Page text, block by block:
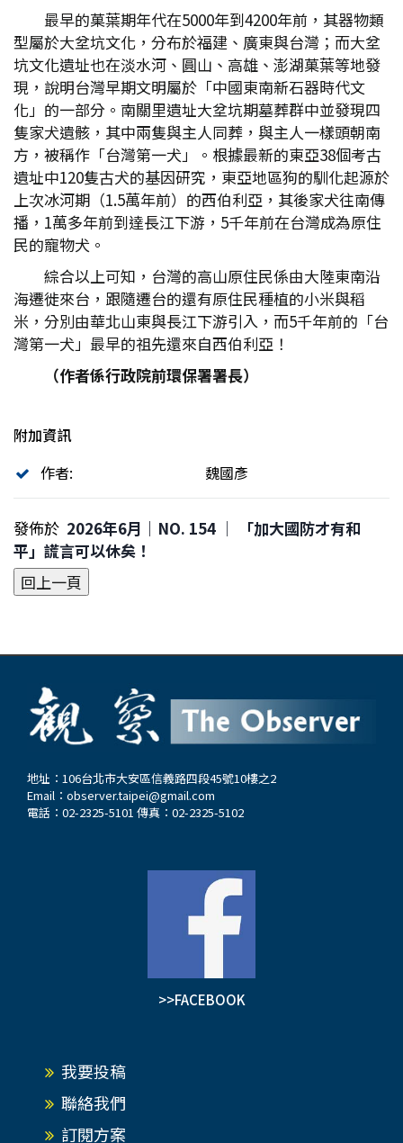
最早的菓葉期年代在5000年到4200年前，其器物類
型屬於大坌坑文化，分布於福建、廣東與台灣；而大坌
坑文化遺址也在淡水河、圓山、高雄、澎湖菓葉等地發
現，說明台灣早期文明屬於「中國東南新石器時代文
化」的一部分。南關里遺址大坌坑期墓葬群中並發現四
隻家犬遺骸，其中兩隻與主人同葬，與主人一樣頭朝南
方，被稱作「台灣第一犬」。根據最新的東亞38個考古
遺址中120隻古犬的基因研究，東亞地區狗的馴化起源於
上次冰河期（1.5萬年前）的西伯利亞，其後家犬往南傳
播，1萬多年前到達長江下游，5千年前在台灣成為原住
民的寵物犬。
綜合以上可知，台灣的高山原住民係由大陸東南沿
海遷徙來台，跟隨遷台的還有原住民種植的小米與稻
米，分別由華北山東與長江下游引入，而5千年前的「台
灣第一犬」最早的祖先還來自西伯利亞！
（作者係行政院前環保署署長）
附加資訊
作者:
魏國彥
發佈於 2026年6月｜NO. 154 │ 「加大國防才有和
平」謊言可以休矣！
地址：106台北市大安區信義路四段45號10樓之2
Email： observer.taipei@gmail.com
電話：02-2325-5101 傳真：02-2325-5102
>>FACEBOOK
我要投稿
聯絡我們
訂閱方案